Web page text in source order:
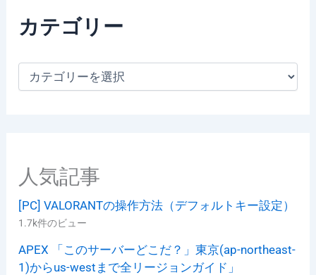
カテゴリー
人気記事
[PC] VALORANTの操作方法（デフォルトキー設定）
1.7k件のビュー
APEX 「このサーバーどこだ？」東京(ap-northeast-
1)からus-westまで全リージョンガイド」